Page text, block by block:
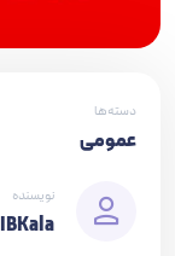
دسته‌ها
عمومی
نویسنده
IBKala